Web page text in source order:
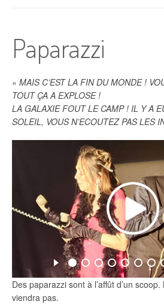
Paparazzi
« MAIS C’EST LA FIN DU MONDE !
TOUT ÇA A EXPLOSE !
LA GALAXIE FOUT LE CAMP ! IL Y A
SOLEIL, VOUS N’ECOUTEZ PAS LES
Des paparazzi sont à l’affût d’un
viendra pas.